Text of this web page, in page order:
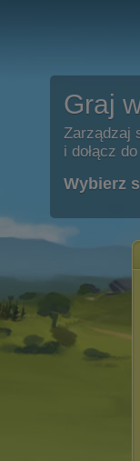
Graj
Zarządzaj
i dołącz
Wybierz